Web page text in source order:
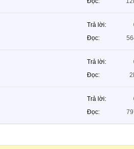
Trả lời
Đọc
Trả lời
Đọc
Trả lời
Đọc